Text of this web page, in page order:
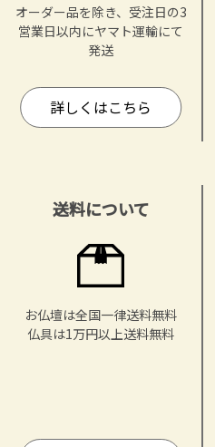
オーダー品を除き、受注日の3
営業日以内にヤマト運輸にて
発送
詳しくはこちら
送料について
お仏壇は全国一律送料無料
仏具は1万円以上送料無料